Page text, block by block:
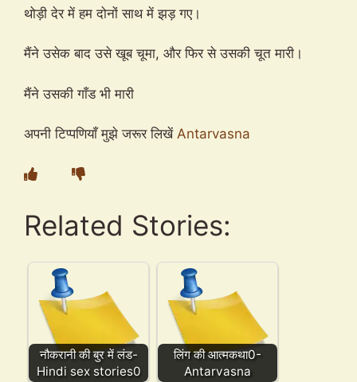
थोड़ी देर में हम दोनों साथ में झड़ गए।
मैंने उसेक बाद उसे खूब चूमा, और फिर से उसकी चूत मारी।
मैंने उसकी गाँड भी मारी
अपनी टिप्पणियाँ मुझे जरूर लिखें Antarvasna
Related Stories:
नौकरानी की बुर में लंड-
Hindi sex stories0
लिंग की आत्मकथा0-
Antarvasna